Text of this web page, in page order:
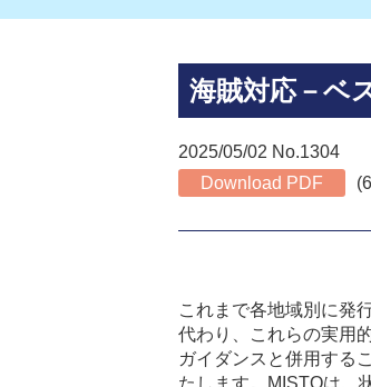
海賊対応－ベ
2025/05/02 No.1304
Download PDF
これまで各地域別に発
代わり、これらの実用
ガイダンスと併用する
たします。
MISTOは、